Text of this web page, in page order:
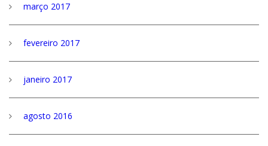
março 2017
fevereiro 2017
janeiro 2017
agosto 2016